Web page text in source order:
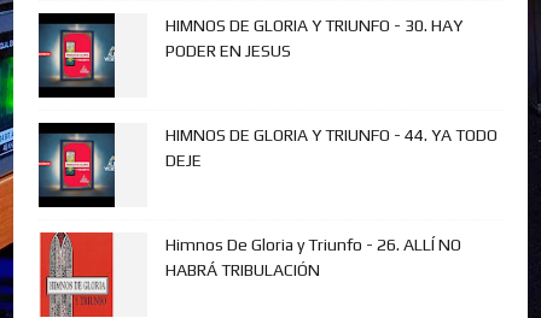
HIMNOS DE GLORIA Y TRIUNFO - 30. HAY
PODER EN JESUS
HIMNOS DE GLORIA Y TRIUNFO - 44. YA TODO
DEJE
Himnos De Gloria y Triunfo - 26. ALLÍ NO
HABRÁ TRIBULACIÓN